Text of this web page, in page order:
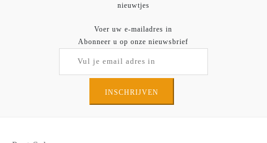
nieuwtjes
Voer uw e-mailadres in
Abonneer u op onze nieuwsbrief
INSCHRIJVEN